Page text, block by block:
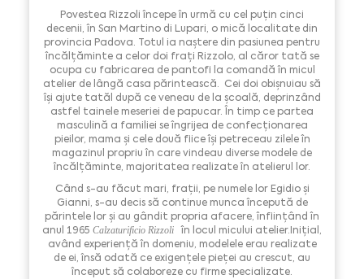
Povestea Rizzoli începe în urmă cu cel puțin cinci
decenii, în San Martino di Lupari, o mică localitate din
provincia Padova. Totul ia naștere din pasiunea pentru
încălțăminte a celor doi frați Rizzolo, al căror tată se
ocupa cu fabricarea de pantofi la comandă în micul
atelier de lângă casa părintească. Cei doi obișnuiau să
își ajute tatăl după ce veneau de la școală, deprinzând
astfel tainele meseriei de papucar. În timp ce partea
masculină a familiei se îngrijea de confecționarea
pieilor, mama și cele două fiice își petreceau zilele în
magazinul propriu în care vindeau diverse modele de
încălțăminte, majoritatea realizate în atelierul lor.
Când s-au făcut mari, frații, pe numele lor Egidio și
Gianni, s-au decis să continue munca începută de
părintele lor și au gândit propria afacere, înființând în
anul 1965 Calzaturificio Rizzoli
în locul micului atelier.Inițial,
având experiență în domeniu, modelele erau realizate
de ei, însă odată ce exigențele pieței au crescut, au
început să colaboreze cu firme specializate.